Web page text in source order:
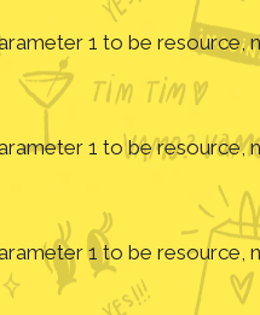
1 to be resource,
1 to be resource,
1 to be resource,